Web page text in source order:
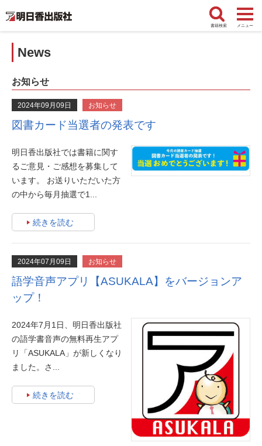
書籍検索 メニュー
News
お知らせ
2024年09月09日 お知らせ
図書カード当選者の発表です
明日香出版社では書籍に関す
るご意見・ご感想を募集して
います。 お送りいただいた方
の中から毎月抽選で1...
続きを読む
2024年07月09日 お知らせ
語学音声アプリ【ASUKALA】をバージョンア
ップ！
2024年7月1日、明日香出版社
の語学書音声の無料再生アプ
リ「ASUKALA」が新しくなり
ました。さ...
続きを読む